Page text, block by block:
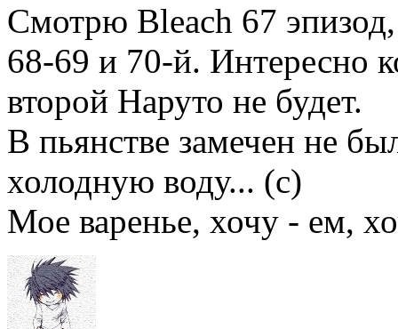
Смотрю Bleach 67
68-69 и 70-й. Интересно
второй Наруто не будет.
В пьянстве замечен не
холодную воду... (с)
Мое варенье, хочу - ем,